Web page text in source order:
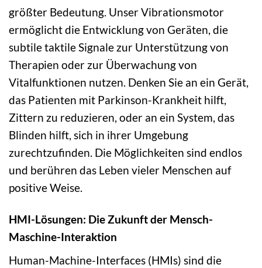
größter Bedeutung. Unser Vibrationsmotor
ermöglicht die Entwicklung von Geräten, die
subtile taktile Signale zur Unterstützung von
Therapien oder zur Überwachung von
Vitalfunktionen nutzen. Denken Sie an ein Gerät,
das Patienten mit Parkinson-Krankheit hilft,
Zittern zu reduzieren, oder an ein System, das
Blinden hilft, sich in ihrer Umgebung
zurechtzufinden. Die Möglichkeiten sind endlos
und berühren das Leben vieler Menschen auf
positive Weise.
HMI-Lösungen: Die Zukunft der Mensch-
Maschine-Interaktion
Human-Machine-Interfaces (HMIs) sind die